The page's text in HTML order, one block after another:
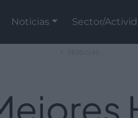
Noticias Sector/